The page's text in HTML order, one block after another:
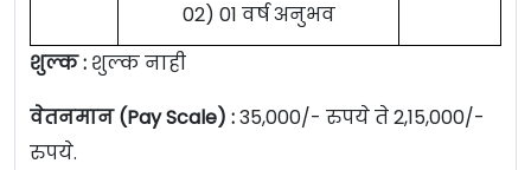
02) 01 वर्ष अनुभव
शुल्क : शुल्क नाही
वेतनमान (Pay Scale) :35,000/- रुपये ते 2,15,000/-
रुपये.